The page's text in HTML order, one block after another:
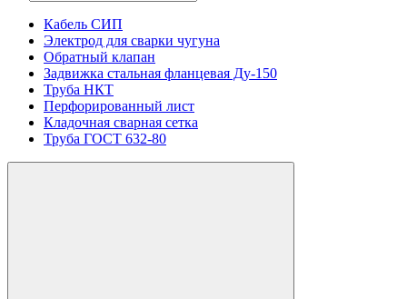
Кабель СИП
Электрод для сварки чугуна
Обратный клапан
Задвижка стальная фланцевая Ду-150
Труба НКТ
Перфорированный лист
Кладочная сварная сетка
Труба ГОСТ 632-80